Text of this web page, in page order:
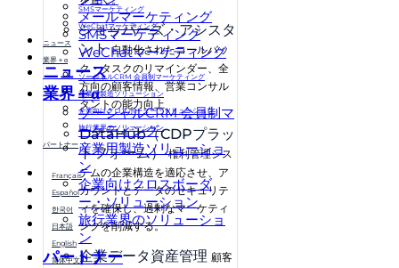
ショッパーズ・アシスタ
ント 自動化されたコールバッ
ク・タスクのリマインダー、全
方向の顧客情報、営業コンサル
タントの能力向上
DataHub（CDPプラッ
トフォーム） 権利管理シス
テムの企業構造を適応させ、ア
カウントとデータのセキュリテ
ィを確保し、過剰なマーケティ
ングを削減する。
企業データ資産管理 顧客
メールマーケティング
SMSマーケティング
WeChatマーケティング
ニュース
業界＋α
ソーシャルCRM 会員制マ
ーケティング
産業用製造ソリューショ
ン
企業向けクロスボーダ
ー・ソリューション
旅行業界のソリューショ
ン
パートナー
SMSマーケティング
WeChatマーケティング
ニュース
業界＋α
ソーシャルCRM 会員制マーケティング
産業用製造ソリューション
企業向けクロスボーダー・ソリューション
旅行業界のソリューション
パートナー
Français
Español
한국어
日本語
English
简体中文